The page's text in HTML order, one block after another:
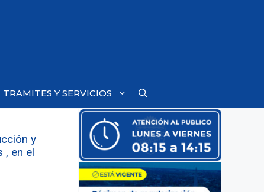
TRAMITES Y SERVICIOS
y
, en el